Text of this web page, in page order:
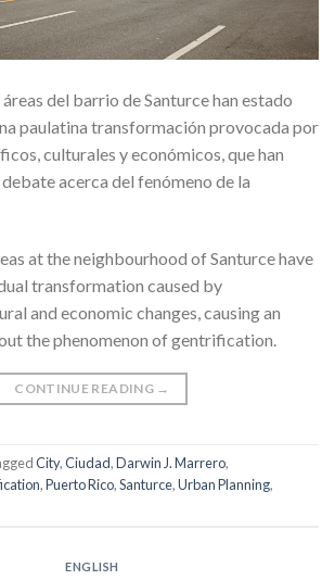
del barrio de Santurce han estado
paulatina transformación provocada por
culturales y económicos, que han
acerca del fenómeno de la
at the neighbourhood of Santurce have
transformation caused by
and economic changes, causing an
the phenomenon of gentrification.
CONTINUE READING →
City,Ciudad,Darwin J. Marrero,
,Puerto Rico,Santurce,Urban Planning,
ENGLISH